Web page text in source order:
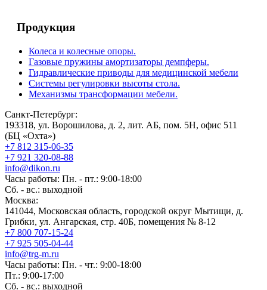
Продукция
Колеса и колесные опоры.
Газовые пружины амортизаторы демпферы.
Гидравлические приводы для медицинской мебели
Системы регулировки высоты стола.
Механизмы трансформации мебели.
Санкт-Петербург:
193318, ул. Ворошилова, д. 2, лит. АБ, пом. 5Н, офис 511
(БЦ «Охта»)
+7 812 315-06-35
+7 921 320-08-88
info@dikon.ru
Часы работы: Пн. - пт.: 9:00-18:00
Сб. - вс.: выходной
Москва:
141044, Московская область, городской округ Мытищи, д.
Грибки, ул. Ангарская, стр. 40Б, помещения № 8-12
+7 800 707-15-24
+7 925 505-04-44
info@trg-m.ru
Часы работы: Пн. - чт.: 9:00-18:00
Пт.: 9:00-17:00
Сб. - вс.: выходной